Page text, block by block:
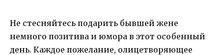
Не стесняйтесь подарить бывшей жене
немного позитива и юмора в этот особенный
день. Каждое пожелание, олицетворяющее